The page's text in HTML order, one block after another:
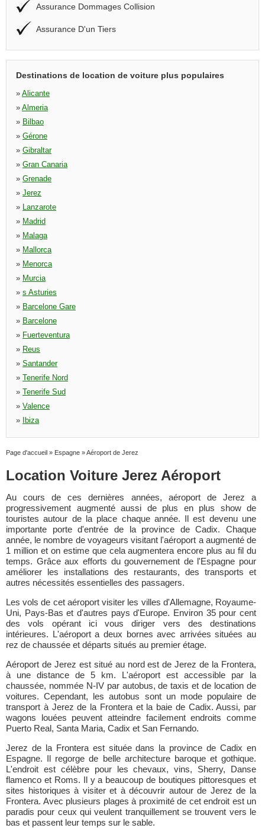
Assurance Dommages Collision
Assurance D'un Tiers
Destinations de location de voiture plus populaires
» Alicante
» Almeria
» Bilbao
» Gérone
» Gibraltar
» Gran Canaria
» Grenade
» Jerez
» Lanzarote
» Madrid
» Malaga
» Mallorca
» Menorca
» Murcia
» s Asturies
» Barcelone Gare
» Barcelone
» Fuerteventura
» Reus
» Santander
» Tenerife Nord
» Tenerife Sud
» Valence
»
Ibiza
Page d'accueil » Espagne »Aéroport de Jerez
Location Voiture Jerez Aéroport
Au cours de ces dernières années, aéroport de Jerez a
progressivement augmenté aussi de plus en plus show de
touristes autour de la place chaque année. Il est devenu une
importante porte d'entrée de la province de Cadix. Chaque
année, le nombre de voyageurs visitant l'aéroport a augmenté de
1 million et on estime que cela augmentera encore plus au fil du
temps. Grâce aux efforts du gouvernement de l'Espagne pour
améliorer les installations des restaurants, des transports et
autres nécessités essentielles des passagers.
Les vols de cet aéroport visiter les villes d'Allemagne, Royaume-
Uni, Pays-Bas et d'autres pays d'Europe. Environ 35 pour cent
des vols opérant ici vous diriger vers des destinations
intérieures. L'aéroport a deux bornes avec arrivées situées au
rez de chaussée et départs situés au premier étage.
Aéroport de Jerez est situé au nord est de Jerez de la Frontera,
à une distance de 5 km. L'aéroport est accessible par la
chaussée, nommée N-IV par autobus, de taxis et de location de
voitures. Cependant, les autobus sont un mode populaire de
transport à Jerez de la Frontera et la baie de Cadix. Aussi, par
wagons louées peuvent atteindre facilement endroits comme
Puerto Real, Santa Maria, Cadix et San Fernando.
Jerez de la Frontera est située dans la province de Cadix en
Espagne. Il regorge de belle architecture baroque et gothique.
L'endroit est célèbre pour les chevaux, vins, Sherry, Danse
flamenco et Roms. Il y a beaucoup de boutiques pittoresques et
sites historiques à visiter et à découvrir autour de Jerez de la
Frontera. Avec plusieurs plages à proximité de cet endroit est un
paradis pour ceux qui veulent tranquillement se trouvent vers le
bas et passent leur temps sur le sable.